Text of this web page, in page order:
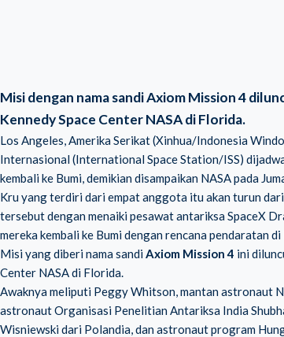
Misi dengan nama sandi Axiom Mission 4
Kennedy Space Center NASA di Florida.
Los Angeles, Amerika Serikat (Xinhua/Indonesia
Internasional (International Space Station/ISS)
kembali ke Bumi, demikian disampaikan NASA pada
Kru yang terdiri dari empat anggota itu akan turun
tersebut dengan menaiki pesawat antariksa SpaceX
mereka kembali ke Bumi dengan rencana pendaratan
Misi yang diberi nama sandiAxiom Mission 4 ini
Center NASA di Florida.
Awaknya meliputi Peggy Whitson, mantan astronaut
astronaut Organisasi Penelitian Antariksa India
Wisniewski dari Polandia, dan astronaut program